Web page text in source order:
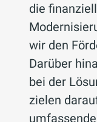
die
wir den
Darüber
bei der
zielen